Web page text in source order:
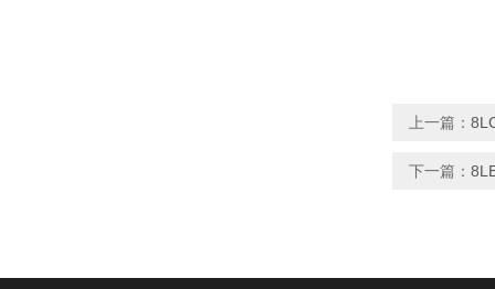
上一篇：
下一篇：